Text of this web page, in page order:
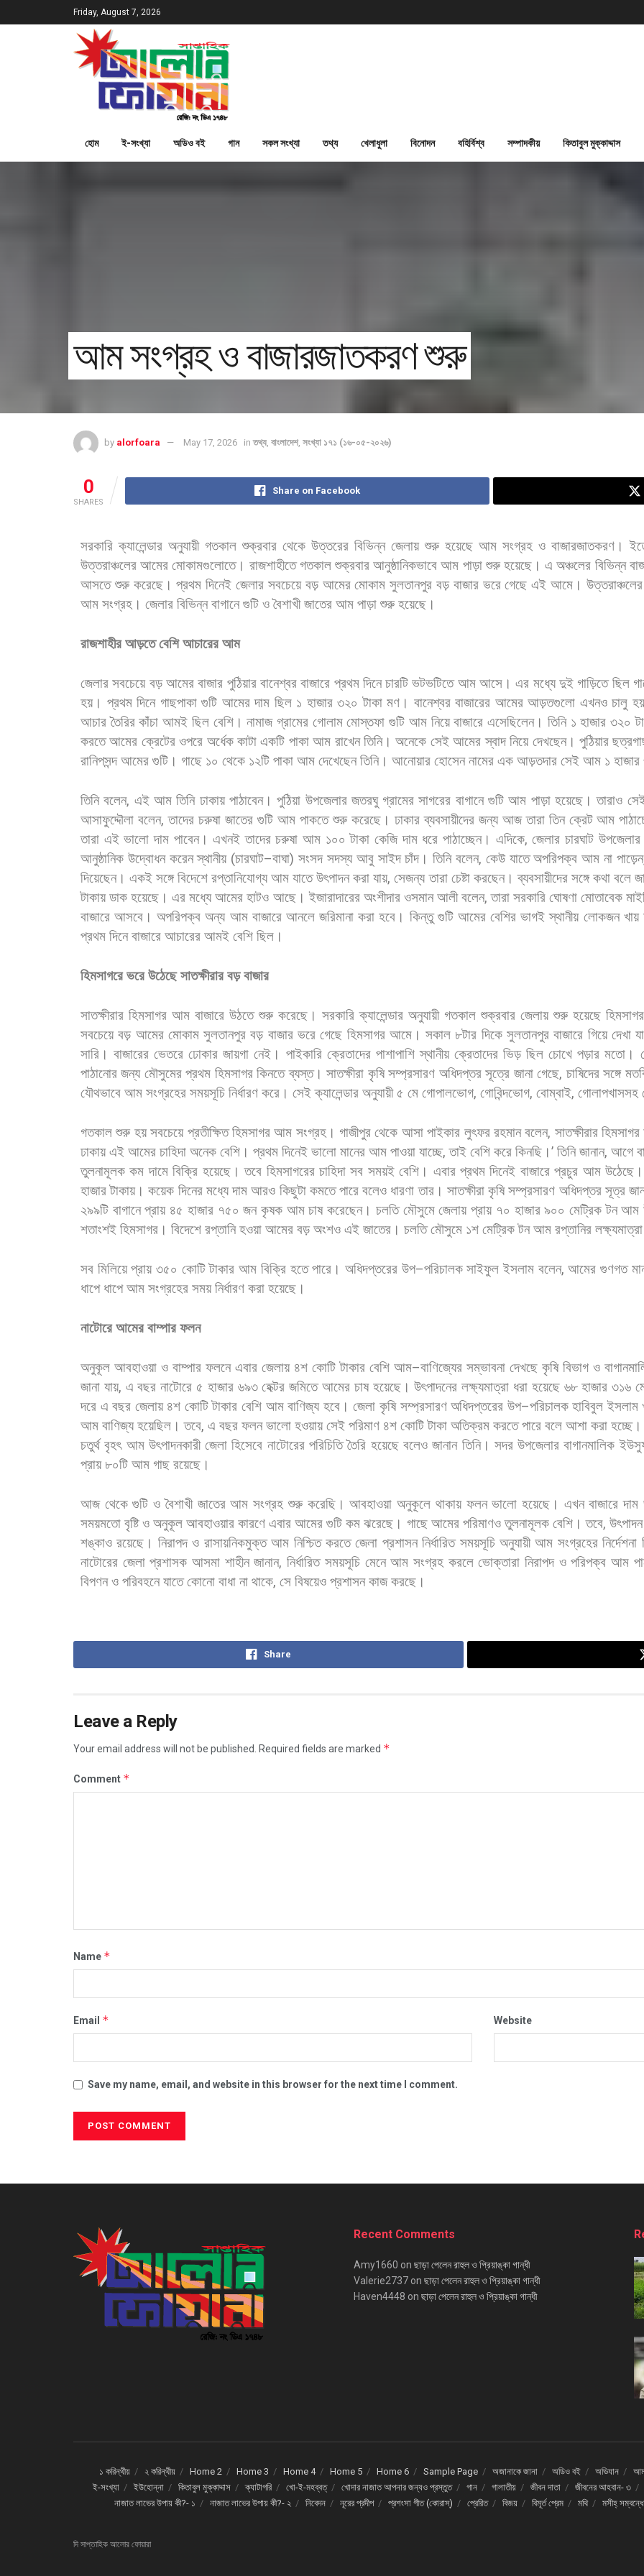
Friday, August 7, 2026
হোম ই-সংখ্যা অডিও বই গান সকল সংখ্যা তথ্য খেলাধুলা বিনোদন বহির্বিশ্ব সম্পাদকীয় কিতাবুল মুক্কাদ্দাস
আম সংগ্রহ ও বাজারজাতকরণ শুরু
by alorfoara May 17, 2026 in তথ্য, বাংলাদেশ, সংখ্যা ১৭১ (১৬-০৫-২০২৬)
0
SHARES
Share on Facebook
সরকারি ক্যালেন্ডার অনুযায়ী গতকাল শুক্রবার থেকে উত্তরের বিভিন্ন জেলায় শুরু হয়েছে আম সংগ্রহ ও বাজারজাতকরণ।
উত্তরাঞ্চলের আমের মোকামগুলোতে। রাজশাহীতে গতকাল শুক্রবার আনুষ্ঠানিকভাবে আম পাড়া শুরু হয়েছে। এ অঞ্চলের বিভিন্ন
আসতে শুরু করেছে। প্রথম দিনেই জেলার সবচেয়ে বড় আমের মোকাম সুলতানপুর বড় বাজার ভরে গেছে এই আমে। উত্তরাঞ্চলের
আম সংগ্রহ। জেলার বিভিন্ন বাগানে গুটি ও বৈশাখী জাতের আম পাড়া শুরু হয়েছে।
রাজশাহীর আড়তে বেশি আচারের আম
জেলার সবচেয়ে বড় আমের বাজার পুঠিয়ার বানেশ্বর বাজারে প্রথম দিনে চারটি ভটভটিতে আম আসে। এর মধ্যে দুই গাড়িতে ছিল
হয়। প্রথম দিনে গাছপাকা গুটি আমের দাম ছিল ১ হাজার ৩২০ টাকা মণ। বানেশ্বর বাজারের আমের আড়তগুলো এখনও চালু
আচার তৈরির কাঁচা আমই ছিল বেশি। নামাজ গ্রামের গোলাম মোস্তফা গুটি আম নিয়ে বাজারে এসেছিলেন। তিনি ১ হাজার ৩২০
করতে আমের ক্রেটের ওপরে অর্ধেক কাটা একটি পাকা আম রাখেন তিনি। অনেকে সেই আমের স্বাদ নিয়ে দেখছেন। পুঠিয়ার
রানিপসন্দ আমের গুটি। গাছে ১০ থেকে ১২টি পাকা আম দেখেছেন তিনি। আনোয়ার হোসেন নামের এক আড়তদার সেই আম ১ হাজার
তিনি বলেন, এই আম তিনি ঢাকায় পাঠাবেন। পুঠিয়া উপজেলার জতরঘু গ্রামের সাগরের বাগানে গুটি আম পাড়া হয়েছে। তারাও
আসাফুদ্দৌলা বলেন,তাদের চরুষা জাতের গুটি আম পাকতে শুরু করেছে। ঢাকার ব্যবসায়ীদের জন্য আজ তারা তিন ক্রেট আম
তারা এই ভালো দাম পাবেন। এখনই তাদের চরুষা আম ১০০ টাকা কেজি দাম ধরে পাঠাচ্ছেন। এদিকে,জেলার চারঘাট উপজেলার
আনুষ্ঠানিক উদ্বোধন করেন স্থানীয় (চারঘাট–বাঘা)সংসদ সদস্য আবু সাইদ চাঁদ। তিনি বলেন, কেউ যাতে অপরিপক্ব আম না পাড়েন
দিয়েছেন। একই সঙ্গে বিদেশে রপ্তানিযোগ্য আম যাতে উৎপাদন করা যায়,সেজন্য তারা চেষ্টা করছেন। ব্যবসায়ীদের সঙ্গে কথা বলে
টাকায় ডাক হয়েছে। এর মধ্যে আমের হাটও আছে। ইজারাদারের অংশীদার ওসমান আলী বলেন,তারা সরকারি ঘোষণা মোতাবেক
বাজারে আসবে। অপরিপক্ব অন্য আম বাজারে আনলে জরিমানা করা হবে। কিন্তু গুটি আমের বেশির ভাগই স্থানীয় লোকজন খায়
প্রথম দিনে বাজারে আচারের আমই বেশি ছিল।
হিমসাগরে ভরে উঠেছে সাতক্ষীরার বড় বাজার
সাতক্ষীরার হিমসাগর আম বাজারে উঠতে শুরু করেছে। সরকারি ক্যালেন্ডার অনুযায়ী গতকাল শুক্রবার জেলায় শুরু হয়েছে হিমসাগর
সবচেয়ে বড় আমের মোকাম সুলতানপুর বড় বাজার ভরে গেছে হিমসাগর আমে। সকাল ৮টার দিকে সুলতানপুর বাজারে গিয়ে দেখা
সারি। বাজারের ভেতরে ঢোকার জায়গা নেই। পাইকারি ক্রেতাদের পাশাপাশি স্থানীয় ক্রেতাদের ভিড় ছিল চোখে পড়ার মতো।
পাঠানোর জন্য মৌসুমের প্রথম হিমসাগর কিনতে ব্যস্ত। সাতক্ষীরা কৃষি সম্প্রসারণ অধিদপ্তর সূত্রে জানা গেছে, চাষিদের সঙ্গে
যৌথভাবে আম সংগ্রহের সময়সূচি নির্ধারণ করে। সেই ক্যালেন্ডার অনুযায়ী ৫ মে গোপালভোগ, গোবিন্দভোগ, বোম্বাই, গোলাপখাসসহ
গতকাল শুরু হয় সবচেয়ে প্রতীক্ষিত হিমসাগর আম সংগ্রহ। গাজীপুর থেকে আসা পাইকার লুৎফর রহমান বলেন, সাতক্ষীরার হিমসাগর
ঢাকায় এই আমের চাহিদা অনেক বেশি। প্রথম দিনেই ভালো মানের আম পাওয়া যাচ্ছে,তাই বেশি করে কিনছি।’ তিনি জানান, আগে
তুলনামূলক কম দামে বিক্রি হয়েছে। তবে হিমসাগরের চাহিদা সব সময়ই বেশি। এবার প্রথম দিনেই বাজারে প্রচুর আম উঠেছে।
হাজার টাকায়। কয়েক দিনের মধ্যে দাম আরও কিছুটা কমতে পারে বলেও ধারণা তার। সাতক্ষীরা কৃষি সম্প্রসারণ অধিদপ্তর সূত্র
২৯৯টি বাগানে প্রায় ৪৫ হাজার ৭৫০ জন কৃষক আম চাষ করেছেন। চলতি মৌসুমে জেলায় প্রায় ৭০ হাজার ৯০০ মেট্রিক টন আম
শতাংশই হিমসাগর। বিদেশে রপ্তানি হওয়া আমের বড় অংশও এই জাতের। চলতি মৌসুমে ১শ মেট্রিক টন আম রপ্তানির লক্ষ্যমাত্রা
সব মিলিয়ে প্রায় ৩৫০ কোটি টাকার আম বিক্রি হতে পারে। অধিদপ্তরের উপ–পরিচালক সাইফুল ইসলাম বলেন,আমের গুণগত
ধাপে ধাপে আম সংগ্রহের সময় নির্ধারণ করা হয়েছে।
নাটোরে আমের বাম্পার ফলন
অনুকূল আবহাওয়া ও বাম্পার ফলনে এবার জেলায় ৪শ কোটি টাকার বেশি আম–বাণিজ্যের সম্ভাবনা দেখছে কৃষি বিভাগ ও
জানা যায়, এ বছর নাটোরে ৫ হাজার ৬৯৩ হেক্টর জমিতে আমের চাষ হয়েছে। উৎপাদনের লক্ষ্যমাত্রা ধরা হয়েছে ৬৮ হাজার ৩১৬
দরে এ বছর জেলায় ৪শ কোটি টাকার বেশি আম বাণিজ্য হবে। জেলা কৃষি সম্প্রসারণ অধিদপ্তরের উপ–পরিচালক হাবিবুল ইসলাম
আম বাণিজ্য হয়েছিল। তবে, এ বছর ফলন ভালো হওয়ায় সেই পরিমাণ ৪শ কোটি টাকা অতিক্রম করতে পারে বলে আশা করা
চতুর্থ বৃহৎ আম উৎপাদনকারী জেলা হিসেবে নাটোরের পরিচিতি তৈরি হয়েছে বলেও জানান তিনি। সদর উপজেলার বাগানমালিক
প্রায় ৮০টি আম গাছ রয়েছে।
আজ থেকে গুটি ও বৈশাখী জাতের আম সংগ্রহ শুরু করেছি। আবহাওয়া অনুকূলে থাকায় ফলন ভালো হয়েছে। এখন বাজারে দাম
সময়মতো বৃষ্টি ও অনুকূল আবহাওয়ার কারণে এবার আমের গুটি কম ঝরেছে। গাছে আমের পরিমাণও তুলনামূলক বেশি। তবে, উৎপাদন
শঙ্কাও রয়েছে। নিরাপদ ও রাসায়নিকমুক্ত আম নিশ্চিত করতে জেলা প্রশাসন নির্ধারিত সময়সূচি অনুযায়ী আম সংগ্রহের নির্দেশনা
নাটোরের জেলা প্রশাসক আসমা শাহীন জানান,নির্ধারিত সময়সূচি মেনে আম সংগ্রহ করলে ভোক্তারা নিরাপদ ও পরিপক্ব আম
বিপণন ও পরিবহনে যাতে কোনো বাধা না থাকে, সে বিষয়েও প্রশাসন কাজ করছে।
Share
Leave a Reply
Your email address will not be published. Required fields are marked *
Comment *
Name *
Email * Website
Save my name, email, and website in this browser for the next time I comment.
Recent Comments
Amy1660 on ছাড়া পেলেন রাহুল ও প্রিয়াঙ্কা গান্ধী
Valerie2737 on ছাড়া পেলেন রাহুল ও প্রিয়াঙ্কা গান্ধী
Haven4448 on ছাড়া পেলেন রাহুল ও প্রিয়াঙ্কা গান্ধী
১ করিন্থীয় ২ করিন্থীয় Home 2 Home 3 Home 4 Home 5 Home 6 Sample Page অজানাকে জানা অডিও বই অভিযান
ই-সংখ্যা
ইউহোন্না কিতাবুল মুক্কাদ্দাস ক্যাটাগরি খো-ই-মহব্বত্ খোদার নাজাত আপনার জন্যও প্রস্তুত গান গালাতীয় জীবন দাতা জীবনের আহবান- ৩
নাজাত লাভের উপায় কী?- ১
নাজাত লাভের উপায় কী?- ২ নিবেদন নূরের প্রদীপ প্রশংসা গীত (কোরাস্) প্রেরিত বিজয় বিমূর্ত প্রেম মথি মসীহ্
দি সাপ্তাহিক আলোর ফোয়ারা